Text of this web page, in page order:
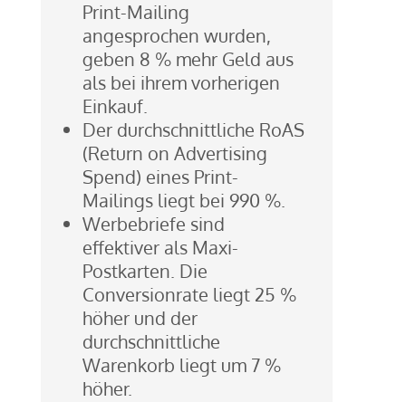
Print-Mailing
angesprochen wurden,
geben 8 % mehr Geld aus
als bei ihrem vorherigen
Einkauf.
Der durchschnittliche RoAS
(Return on Advertising
Spend) eines Print-
Mailings liegt bei 990 %.
Werbebriefe sind
effektiver als Maxi-
Postkarten. Die
Conversionrate liegt 25 %
höher und der
durchschnittliche
Warenkorb liegt um 7 %
höher.